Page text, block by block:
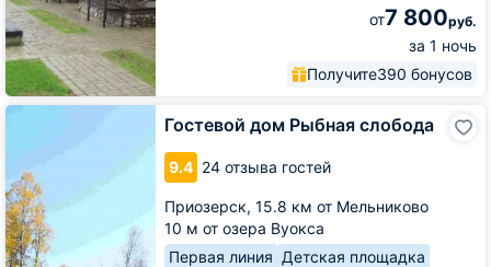
от7 800руб.
за 1 ночь
Получите390 бонусов
Гостевой дом Рыбная слобода
9.4 24 отзыва гостей
Приозерск, 15.8 км от Мельниково
10 м от озера Вуокса
Первая линия Детская площадка
Гостевой
слобода